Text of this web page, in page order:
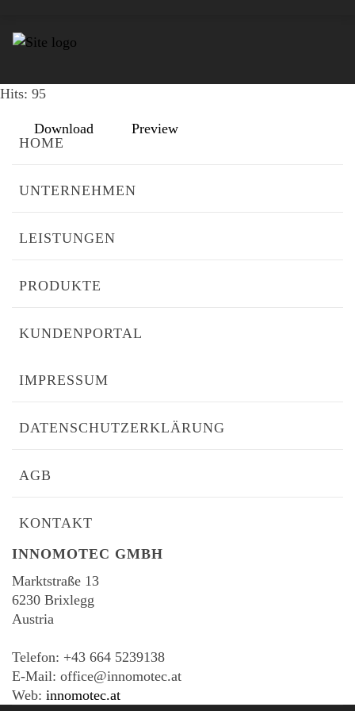
File size: 443.92 KB
Hits: 95
Download
Preview
HOME
UNTERNEHMEN
LEISTUNGEN
PRODUKTE
KUNDENPORTAL
IMPRESSUM
DATENSCHUTZERKLÄRUNG
AGB
KONTAKT
INNOMOTEC GMBH
Marktstraße 13
6230 Brixlegg
Austria
Telefon: +43 664 5239138
E-Mail: office@innomotec.at
Web: innomotec.at